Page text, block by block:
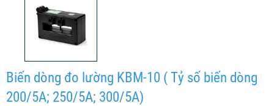
Biến dòng đo lường KBM-10 ( Tỷ số biến dòng
200/5A; 250/5A; 300/5A)